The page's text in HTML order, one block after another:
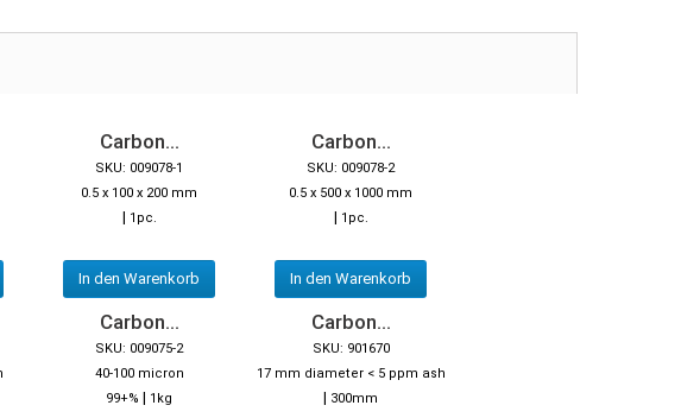
Carbon...
SKU: 009078-1
0.5 x 100 x 200 mm
| 1pc.
In den Warenkorb
Carbon...
SKU: 009078-2
0.5 x 500 x 1000 mm
| 1pc.
In den Warenkorb
Carbon...
SKU: 009075-2
40-100 micron
99+% | 1kg
Carbon...
SKU: 901670
17 mm diameter < 5 ppm ash
| 300mm